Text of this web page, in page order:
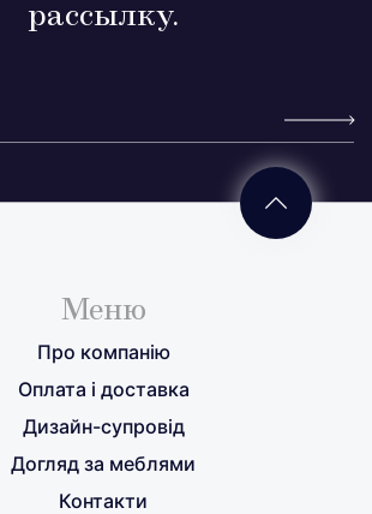
рассылку.
Меню
Про компанію
Оплата і доставка
Дизайн-супровід
Догляд за меблями
Контакти